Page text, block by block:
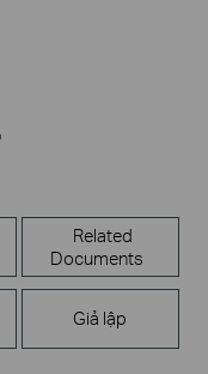
Related
Documents
Giả lập